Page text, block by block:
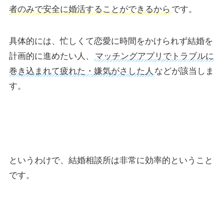
者のみで安全に婚活することができるから です。
具体的には、忙しくて恋愛に時間をかけられず結婚を
計画的に進めたい人、
マッチングアプリでトラブルに
巻き込まれて疲れた・嫌気がさした人 などが該当しま
す。
というわけで、結婚相談所は非常に効率的ということ
です。